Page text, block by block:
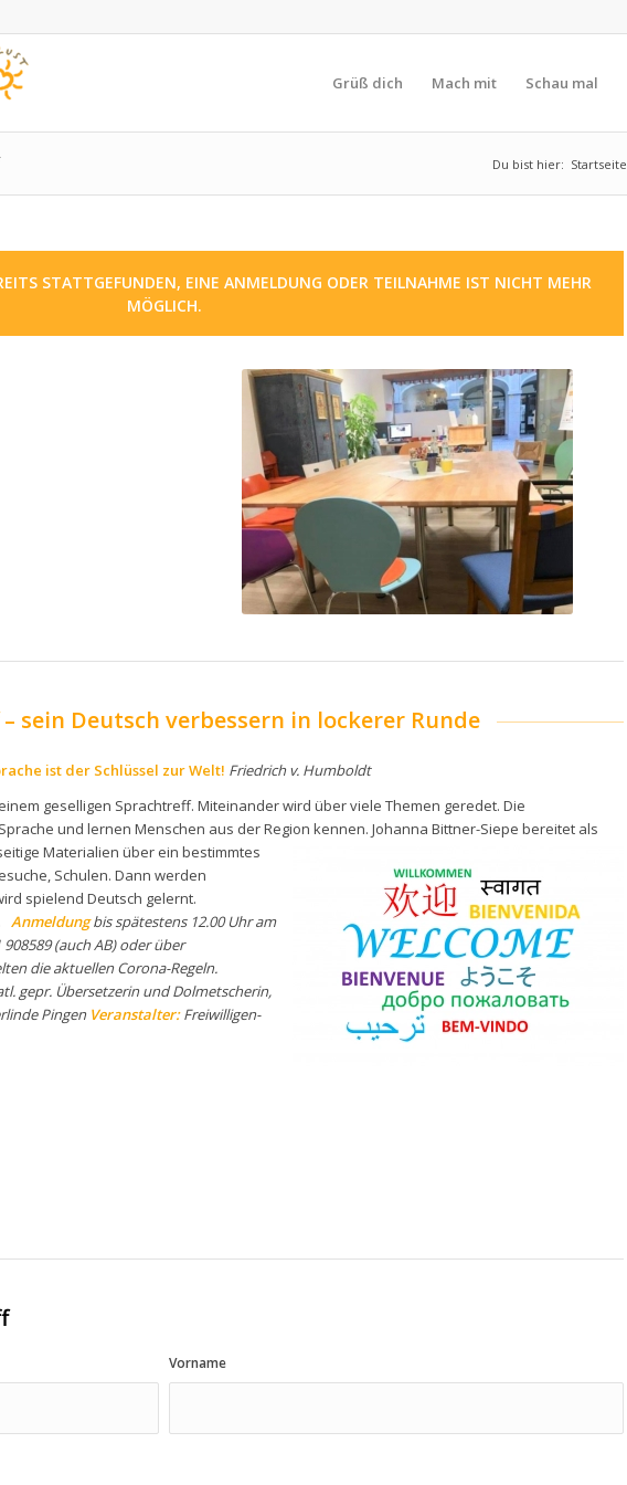
Grüß dich Mach mit Schau mal
Du bist hier: Startseite
STATTGEFUNDEN, EINE ANMELDUNG ODER TEILNAHME IST NICHT MEHR
MÖGLICH.
sein Deutsch verbessern in lockerer Runde
ist der Schlüssel zur Welt! Friedrich v. Humboldt
geselligen Sprachtreff. Miteinander wird über viele Themen geredet. Die
und lernen Menschen aus der Region kennen. Johanna Bittner-Siepe bereitet als
Materialien über ein bestimmtes
Schulen. Dann werden
spielend Deutsch gelernt.
Anmeldungbis spätestens 12.00 Uhr am
908589 (auch AB) oder über
die aktuellen Corona-Regeln.
gepr. Übersetzerin und Dolmetscherin,
Pingen Veranstalter:Freiwilligen-
Vorname